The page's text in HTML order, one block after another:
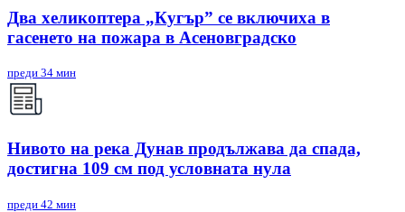
Два хеликоптера „Кугър” се включиха в
гасенето на пожара в Асеновградско
преди 34 мин
Нивото на река Дунав продължава да спада,
достигна 109 см под условната нула
преди 42 мин